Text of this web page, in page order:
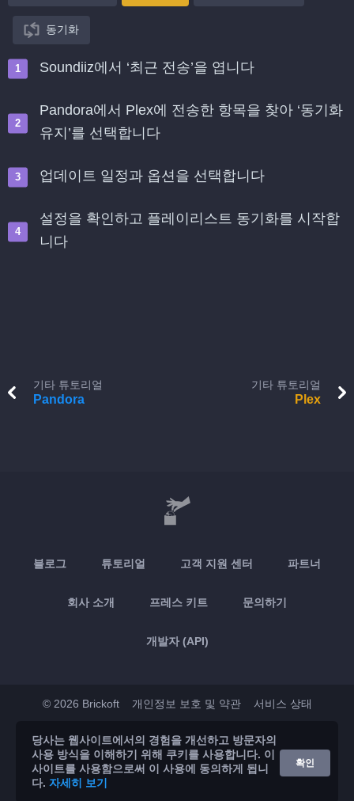
동기화
Soundiiz에서 ‘최근 전송’을 엽니다
Pandora에서 Plex에 전송한 항목을 찾아 ‘동기화
유지’를 선택합니다
업데이트 일정과 옵션을 선택합니다
설정을 확인하고 플레이리스트 동기화를 시작합
니다
기타 튜토리얼
Pandora
기타 튜토리얼
Plex
블로그 튜토리얼 고객 지원 센터 파트너
회사 소개 프레스 키트 문의하기
개발자 (API)
© 2026 Brickoft 개인정보 보호 및 약관 서비스 상태
App Store Google Play
당사는 웹사이트에서의 경험을 개선하고 방문자의
사용 방식을 이해하기 위해 쿠키를 사용합니다. 이
사이트를 사용함으로써 이 사용에 동의하게 됩니
다. 자세히 보기
확인